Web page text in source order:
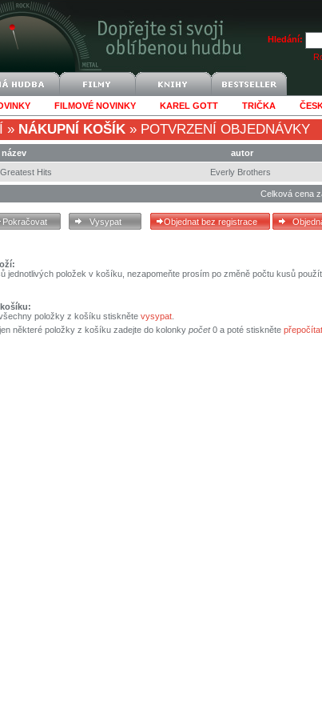
Hledání:
FILMOVÉ NOVINKY KAREL GOTT TRIČKA
» NÁKUPNÍ KOŠÍK » POTVRZENÍ OBJEDNÁVKY
název autor
Greatest Hits Everly Brothers
Celková cena
jednotlivých položek v košíku, nezapomeňte prosím po změně počtu kusů
položky z košíku stiskněte vysypat
některé položky z košíku zadejte do kolonky počet0 a poté stiskněte přepočítat